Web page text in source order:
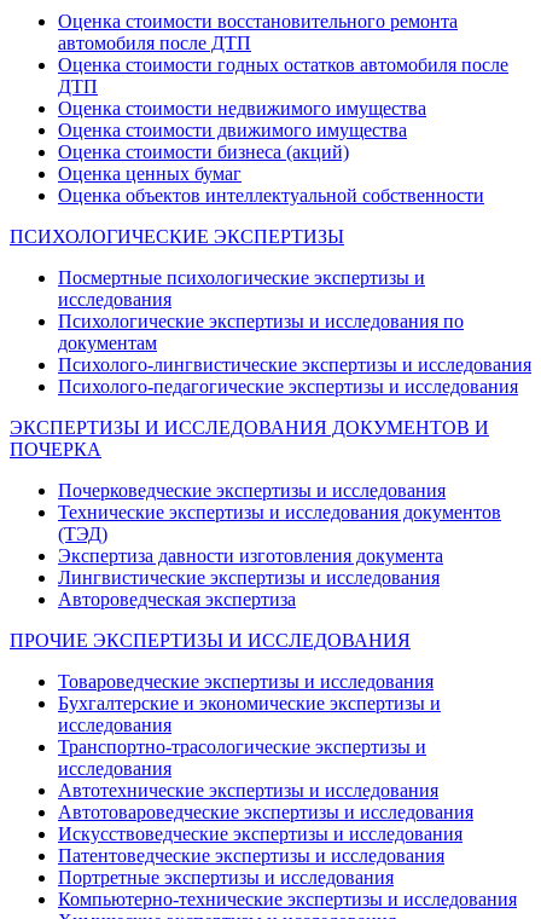
Оценка стоимости восстановительного ремонта
автомобиля после ДТП
Оценка стоимости годных остатков автомобиля после
ДТП
Оценка стоимости недвижимого имущества
Оценка стоимости движимого имущества
Оценка стоимости бизнеса (акций)
Оценка ценных бумаг
Оценка объектов интеллектуальной собственности
ПСИХОЛОГИЧЕСКИЕ ЭКСПЕРТИЗЫ
Посмертные психологические экспертизы и
исследования
Психологические экспертизы и исследования по
документам
Психолого-лингвистические экспертизы и исследования
Психолого-педагогические экспертизы и исследования
ЭКСПЕРТИЗЫ И ИССЛЕДОВАНИЯ ДОКУМЕНТОВ И
ПОЧЕРКА
Почерковедческие экспертизы и исследования
Технические экспертизы и исследования документов
(ТЭД)
Экспертиза давности изготовления документа
Лингвистические экспертизы и исследования
Автороведческая экспертиза
ПРОЧИЕ ЭКСПЕРТИЗЫ И ИССЛЕДОВАНИЯ
Товароведческие экспертизы и исследования
Бухгалтерские и экономические экспертизы и
исследования
Транспортно-трасологические экспертизы и
исследования
Автотехнические экспертизы и исследования
Автотовароведческие экспертизы и исследования
Искусствоведческие экспертизы и исследования
Патентоведческие экспертизы и исследования
Портретные экспертизы и исследования
Компьютерно-технические экспертизы и исследования